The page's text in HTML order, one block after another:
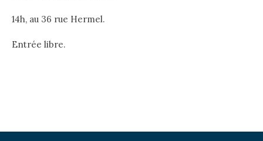
14h, au 36 rue Hermel.
Entrée libre.